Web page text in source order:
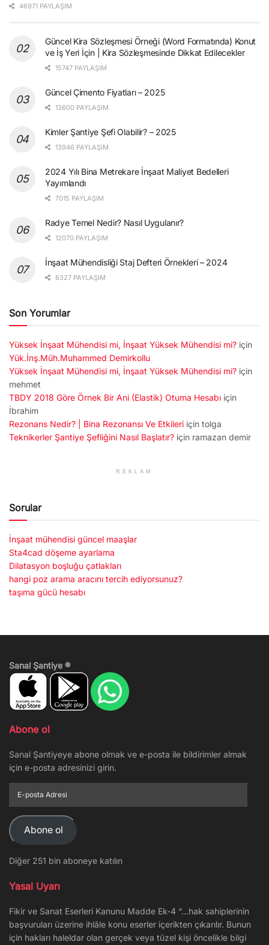
46971 PAYLAŞIM
Güncel Kira Sözleşmesi Örneği (Word Formatında) Konut
ve İş Yeri İçin | Kira Sözleşmesinde Dikkat Edilecekler
15747 PAYLAŞIM
Güncel Çimento Fiyatları – 2025
13600 PAYLAŞIM
Kimler Şantiye Şefi Olabilir? – 2025
13946 PAYLAŞIM
2024 Yılı Bina Metrekare İnşaat Maliyet Bedelleri
Yayımlandı
7015 PAYLAŞIM
Radye Temel Nedir? Nasıl Uygulanır?
12070 PAYLAŞIM
İnşaat Mühendisliği Staj Defteri Örnekleri – 2024
6327 PAYLAŞIM
Son Yorumlar
Yüksek İnşaat Mühendisi mi, İnşaat Yüksek Mühendisi mi? için
Yük.İnş.Müh.Muhammed Demirkollu
Yüksek İnşaat Mühendisi mi, İnşaat Yüksek Mühendisi mi? için
mehmet
TBDY 2018 Göre Örnek Bir Ani (Elastik) Otuma Hesabı için
İbrahim
Rezonans Nedir? | Bina Rezonansı Ve Etkileri için tolga
Teknikerler Şantiye Şefliğini Nasıl Başlatır? için ramazan demir
REKLAM
Sorular
İnşaat mühendisi güncel maaşlar
Sta4cad döşeme ayarlama
Dilatasyon boşluğu çatlakları
hangi poz arama aracını tercih ediyorsunuz?
taşıma gücü hesabı
Sanal Şantiye ®
Abone ol
Sanal Şantiyeye abone olmak ve e-posta ile bildirimler almak
için e-posta adresinizi girin.
posta
Adresi
Abone ol
Diğer 251 bin aboneye katılın
Yasal Uyarı
Fikir ve Sanat Eserleri Kanunu Madde Ek-4 “…hak sahiplerinin
başvuruları üzerine ihlâle konu eserler içerikten çıkarılır. Bunun
için hakları haleldar olan gerçek veya tüzel kişi öncelikle bilgi